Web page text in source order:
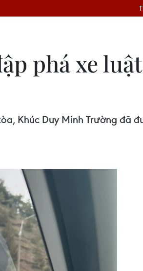
phá xe
Khúc Duy Minh Trường đã